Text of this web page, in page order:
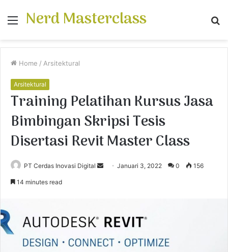
Menu
Nerd Masterclass
Home / Arsitektural
Arsitektural
Training Pelatihan Kursus Jasa
Bimbingan Skripsi Tesis
Disertasi Revit Master Class
PT Cerdas Inovasi Digital
a
n
e
Januari 3, 2022 0 156
14 minutes read